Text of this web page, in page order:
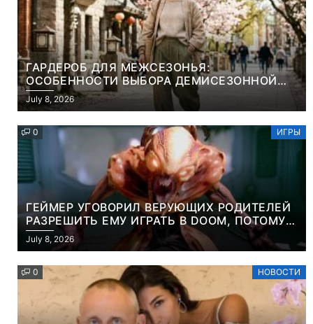
ГАРДЕРОБ ДЛЯ МЕЖСЕЗОНЬЯ:
ОСОБЕННОСТИ ВЫБОРА ДЕМИСЕЗОННОЙ
ПАРКИ И ЭЛЕГАНТНОГО ЖЕНСКОГО ПЛАЩА
July 8, 2026
0 ИГРЫ
ГЕЙМЕР УГОВОРИЛ ВЕРУЮЩИХ РОДИТЕЛЕЙ
РАЗРЕШИТЬ ЕМУ ИГРАТЬ В DOOM, ПОТОМУ
ЧТО ЭТО ХРИСТИАНСКАЯ ИГРА ПРО
УБИЙСТВО ДЕМОНОВ
July 8, 2026
0 НОВОСТИ